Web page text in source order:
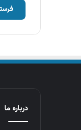
درباره ما